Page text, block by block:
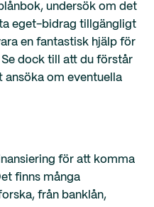
undersök om det
eget-bidrag tillgängligt
en fantastisk hjälp för
dock till att du förstår
ansöka om eventuella
för att komma
finns många
från banklån,